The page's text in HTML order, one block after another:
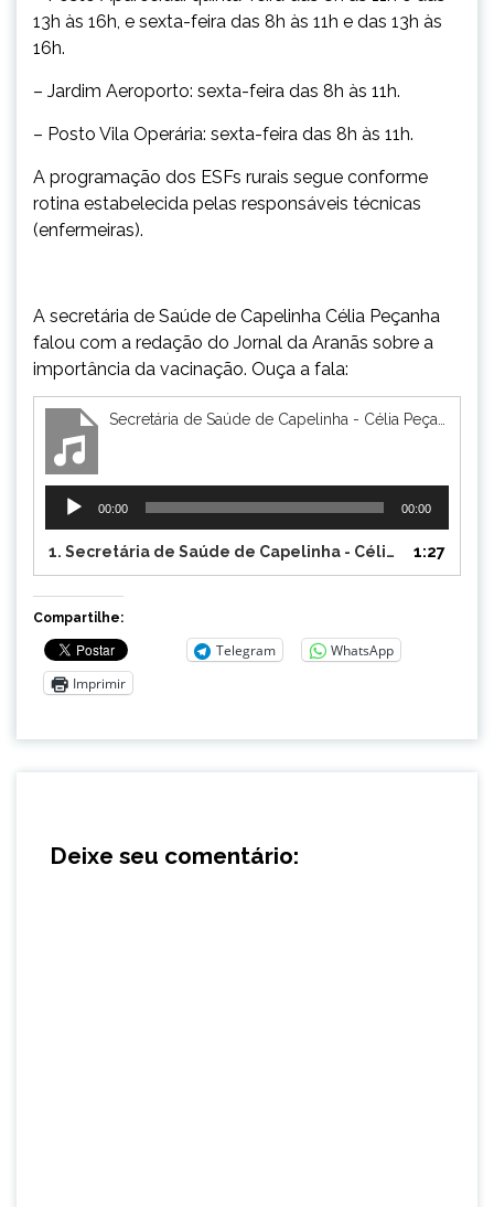
13h às 16h, e sexta-feira das 8h às 11h e das 13h às
16h.
– Jardim Aeroporto: sexta-feira das 8h às 11h.
– Posto Vila Operária: sexta-feira das 8h às 11h.
A programação dos ESFs rurais segue conforme
rotina estabelecida pelas responsáveis técnicas
(enfermeiras).
A secretária de Saúde de Capelinha Célia Peçanha
falou com a redação do Jornal da Aranãs sobre a
importância da vacinação. Ouça a fala:
Secretária de Saúde de Capelinha - Célia Peçanha
Tocador
áudio
00:00 00:00
1. Secretária de Saúde de Capelinha - Célia Peçanha 1:27
Compartilhe:
Telegram
WhatsApp
Imprimir
Deixe seu comentário: